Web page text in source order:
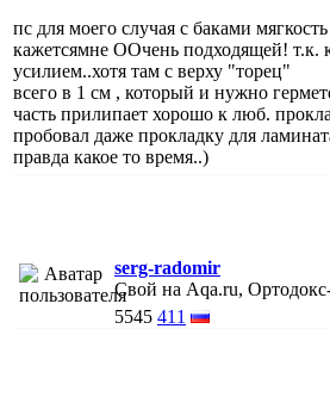
пс для моего случая с баками
кажетсямне ООчень подходящей! т.к.
усилием..хотя там с верху "торец"
всего в 1 см , который и нужно
часть прилипает хорошо к люб.
пробовал даже прокладку для
правда какое то время..)
serg-radomir
Свой на Aqa.ru,
5545 411